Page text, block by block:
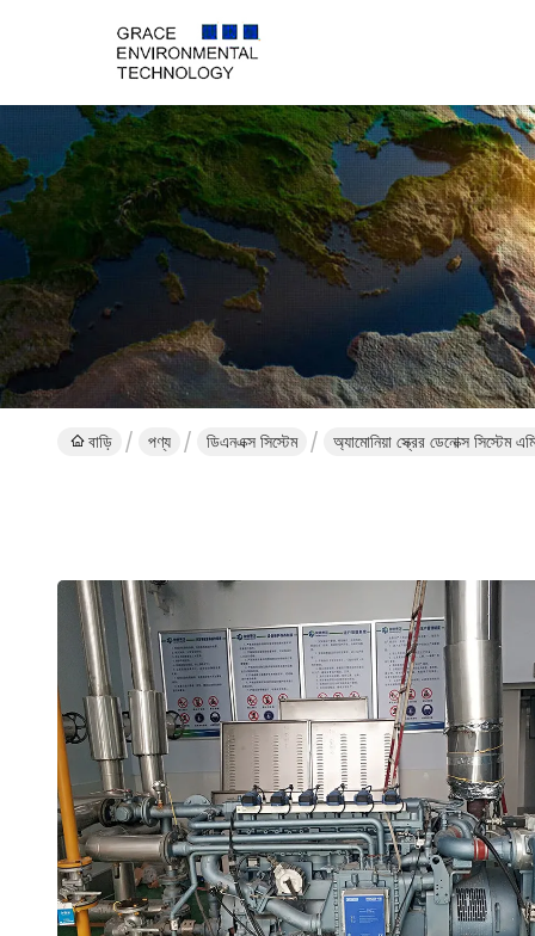
বাড়ি পণ্য ডিএনএক্স সিস্টেম অ্যামোনিয়া স্ক্রের ডেনোক্স সিস্টেম